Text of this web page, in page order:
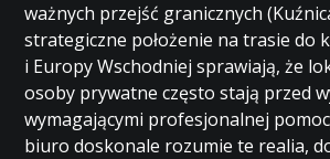
ważnych przejść granicznych
strategiczne położenie na trasie do
i Europy Wschodniej sprawiają, że
osoby prywatne często stają przed
wymagającymi profesjonalnej
biuro doskonale rozumie te realia,